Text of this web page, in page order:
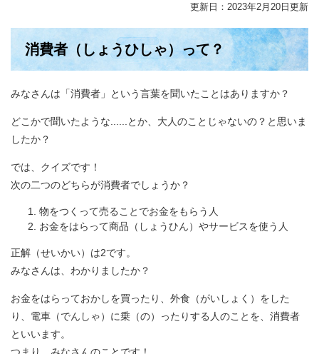
更新日：2023年2月20日更新
消費者（しょうひしゃ）って？
みなさんは「消費者」という言葉を聞いたことはありますか？
どこかで聞いたような......とか、大人のことじゃないの？と思いま
したか？
では、クイズです！
次の二つのどちらが消費者でしょうか？
物をつくって売ることでお金をもらう人
お金をはらって商品（しょうひん）やサービスを使う人
正解（せいかい）は2です。
みなさんは、わかりましたか？
お金をはらっておかしを買ったり、外食（がいしょく）をした
り、電車（でんしゃ）に乗（の）ったりする人のことを、消費者
といいます。
つまり、みなさんのことです！